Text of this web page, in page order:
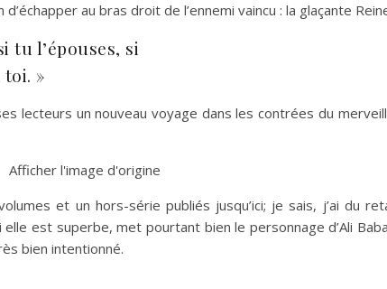
au bras droit de l’ennemi vaincu : la glaçante
tu l’épouses, si
»
lecteurs un nouveau voyage dans les contrées du
et un hors-série publiés jusqu’ici; je sais, j’ai du
est superbe, met pourtant bien le personnage d’Ali
bien intentionné.